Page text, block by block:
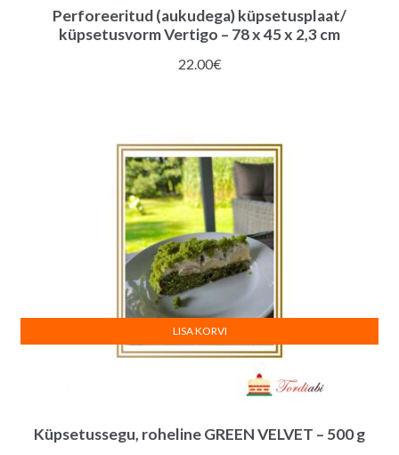
Perforeeritud (aukudega) küpsetusplaat/
küpsetusvorm Vertigo – 78 x 45 x 2,3 cm
22.00€
Küpsetussegu, roheline GREEN VELVET – 500 g
LISA KORVI